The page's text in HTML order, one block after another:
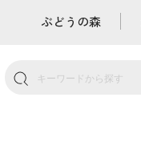
ぶどうの森